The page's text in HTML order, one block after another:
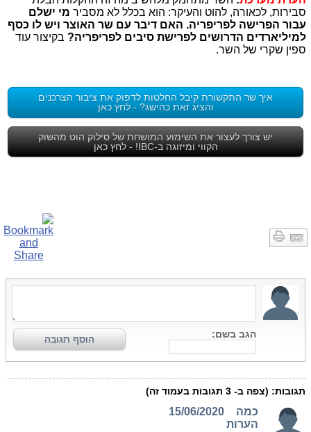
סבירות, לכאורה, להוט והעיקר: הוא בכלל לא מסביר מי ישלם
עבור הפרישה לפריפריה. האם דיבר עם שר האוצר ויש לו כסף
למיליארדים הדרושים לפרישת סיבים לפריפריה? בקיצור עוד
ספין שקרי של השר.
איך שר התקשורת קיבל החלטות לדפוק את ציבור הצרכנים
והציג זאת כהישג? - לחץ כאן
יש צורך לעצור את השימוע המושחת של סילוק הוט מהשוק
הקווי ומיזוגה ב-IBC! - לחץ כאן